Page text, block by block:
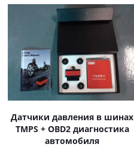
Датчики давления в шинах
TMPS + OBD2 диагностика
автомобиля